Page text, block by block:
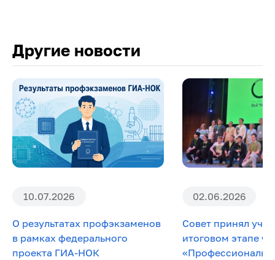
Другие новости
10.07.2026
О результатах профэкзаменов
в рамках федерального
проекта ГИА-НОК
02.06.2026
Совет принял
итоговом этапе